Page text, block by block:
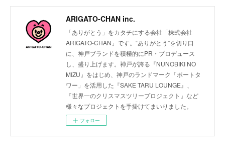
ARIGATO-CHAN inc.
「ありがとう」をカタチにする会社「株式会社
ARIGATO-CHAN」です。“ありがとう”を切り口
に、神戸ブランドを積極的にPR・プロデュース
し、盛り上げます。神戸が誇る『NUNOBIKI NO
MIZU』をはじめ、神戸のランドマーク「ポートタ
ワー」を活用した『SAKE TARU LOUNGE』、
『世界一のクリスマスツリープロジェクト』など
様々なプロジェクトを手掛けてまいりました。
フォロー